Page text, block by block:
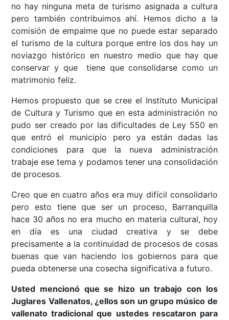
no hay ninguna meta de turismo asignada a cultura
pero también contribuimos ahí. Hemos dicho a la
comisión de empalme que no puede estar separado
el turismo de la cultura porque entre los dos hay un
noviazgo histórico en nuestro medio que hay que
conservar y que tiene que consolidarse como un
matrimonio feliz.
Hemos propuesto que se cree el Instituto Municipal
de Cultura y Turismo que en esta administración no
pudo ser creado por las dificultades de Ley 550 en
que entró el municipio pero ya están dadas las
condiciones para que la nueva administración
trabaje ese tema y podamos tener una consolidación
de procesos.
Creo que en cuatro años era muy difícil consolidarlo
pero esto tiene que ser un proceso, Barranquilla
hace 30 años no era mucho en materia cultural, hoy
en día es una ciudad creativa y se debe
precisamente a la continuidad de procesos de cosas
buenas que van haciendo los gobiernos para que
pueda obtenerse una cosecha significativa a futuro.
Usted mencionó que se hizo un trabajo con los
Juglares Vallenatos, ¿ellos son un grupo músico de
vallenato tradicional que ustedes rescataron para